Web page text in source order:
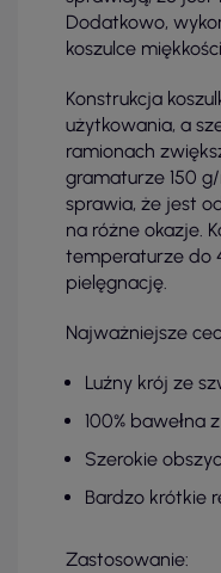
Dodatkowo,
koszulce
Konstrukcja
użytkowania, a
ramionach
gramaturze 150
sprawia, że jest
na różne okazje.
temperaturze do
pielęgnację.
Najważniejsze
Luźny krój ze
100% bawełna
Szerokie
Bardzo krótkie
Zastosowanie: